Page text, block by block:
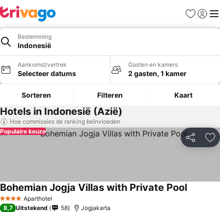
Favorieten
Bestemming
Indonesië
Aankomst/vertrek
Selecteer datums
Gasten en kamers
2 gasten, 1 kamer
Sorteren Filteren Kaart
Hotels in Indonesië (Azië)
Hoe commissies de ranking beïnvloeden
Delen
Populaire keuze
4 SterrenAparthotel
Bohemian Jogja Villas with Private Pool
8,7 Uitstekend 58 Jogjakarta